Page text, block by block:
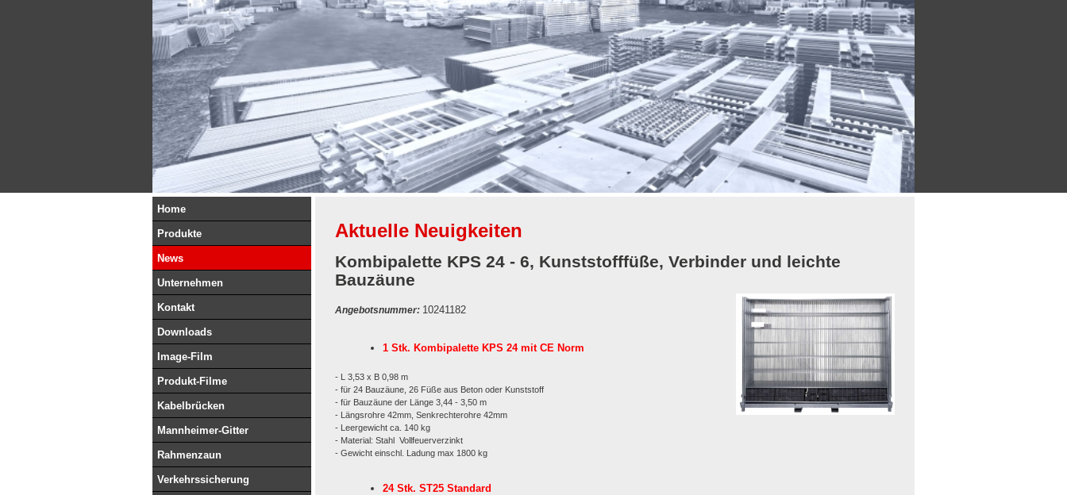
Home
Produkte
News
Unternehmen
Kontakt
Downloads
Image-Film
Produkt-Filme
Kabelbrücken
Mannheimer-Gitter
Rahmenzaun
Verkehrssicherung
Aktuelle Neuigkeiten
Kombipalette KPS 24 - 6, Kunststofffüße, Verbinder und leichte
Bauzäune
Angebotsnummer: 10241182
1 Stk. Kombipalette KPS 24 mit CE Norm
- L 3,53 x B 0,98 m
- für 24 Bauzäune, 26 Füße aus Beton oder Kunststoff
- für Bauzäune der Länge 3,44 - 3,50 m
- Längsrohre 42mm, Senkrechterohre 42mm
- Leergewicht ca. 140 kg
- Material: Stahl Vollfeuerverzinkt
- Gewicht einschl. Ladung max 1800 kg
24 Stk. ST25 Standard